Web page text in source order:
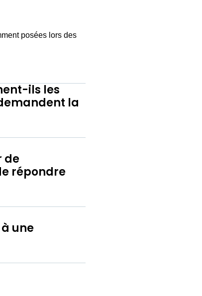
posées lors des
ils les
la
de
répondre
une